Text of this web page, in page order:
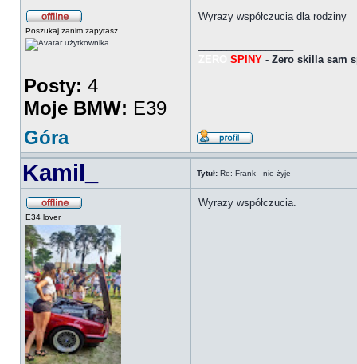
Poszukaj zanim zapytasz
Posty: 4
Moje BMW: E39
Wyrazy współczucia dla rodziny
SPINY - Zero skilla sam
Góra
Kamil_ Tytuł: Re: Frank - nie żyje
E34 lover
Wyrazy współczucia.